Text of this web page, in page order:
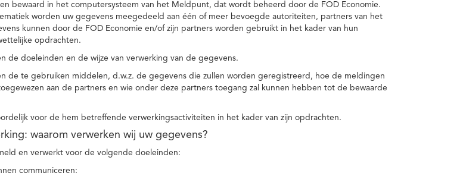
bewaard in het computersysteem van het Meldpunt, dat wordt beheerd door de FOD Economie.
worden uw gegevens meegedeeld aan één of meer bevoegde autoriteiten, partners van het
kunnen door de FOD Economie en/of zijn partners worden gebruikt in het kader van hun
opdrachten.
de doeleinden en de wijze van verwerking van de gegevens.
de te gebruiken middelen, d.w.z. de gegevens die zullen worden geregistreerd, hoe de meldingen
aan de partners en wie onder deze partners toegang zal kunnen hebben tot de bewaarde
voor de hem betreffende verwerkingsactiviteiten in het kader van zijn opdrachten.
waarom verwerken wij uw gegevens?
en verwerkt voor de volgende doeleinden:
communiceren;